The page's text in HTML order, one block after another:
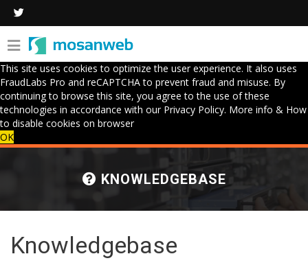
This site uses cookies to optimize the user experience. It also uses
FraudLabs Pro and reCAPTCHA to prevent fraud and misuse. By
continuing to browse this site, you agree to the use of these
technologies in accordance with our Privacy Policy. More info & How
to disable cookies on browser
OK
KNOWLEDGEBASE
Knowledgebase